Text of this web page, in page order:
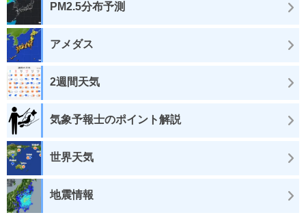
PM2.5分布予測
アメダス
2週間天気
気象予報士のポイント解説
世界天気
地震情報